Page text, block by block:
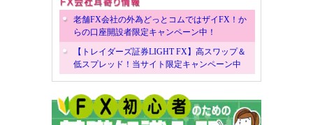
老舗FX会社の外為どっとコムではザイFX！か
らの口座開設者限定キャンペーン中！
【トレイダーズ証券LIGHT FX】高スワップ＆
低スプレッド！当サイト限定キャンペーン中